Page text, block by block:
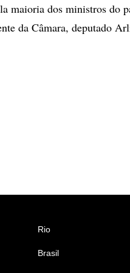
maioria dos ministros do
da Câmara, deputado
Rio
Brasil